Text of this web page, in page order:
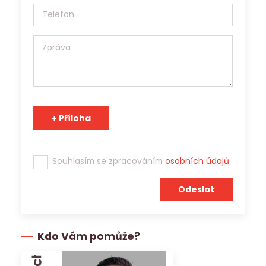
údajů 110/2019 Sb. a v souladu s Obecným nařízením o
ochraně osobních údajů (EU) 2016/679, a to výhradně za
zprostředkování zaměstnání. Jobs Contact je pracovní
Tým Jobs Contact se těší na spolupráci s Vámi!
Souhlasím se zpracováním osobních údajů
Kdo Vám pomůže?